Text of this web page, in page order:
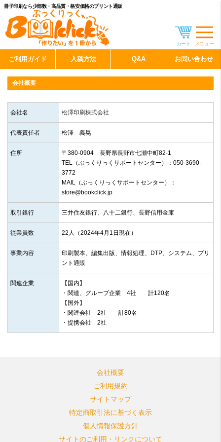
冊子印刷なら少部数・高品質・格安価格のプリント通販
カート メニュー
ご利用ガイド 入稿方法 Q&A お問い合わせ
会社概要
会社名 松澤印刷株式会社
代表責任者 松澤 義晃
住所
〒380-0904 長野県長野市七瀬中町82-1
TEL（ぶっくりっくサポートセンター）：050-3690-
3772
MAIL（ぶっくりっくサポートセンター）：
store@bookclick.jp
取引銀行 三井住友銀行、八十二銀行、長野信用金庫
従業員数 22人（2024年4月1日現在）
事業内容
印刷製本、編集出版、情報処理、DTP、システム、プリ
ント通販
関連企業
【国内】
・関連、グループ企業 4社 計120名
【国外】
・関連会社 2社 計80名
・提携会社 2社
会社概要
ご利用規約
サイトマップ
特定商取引法に基づく表示
個人情報保護方針
サイトのご利用・リンクについて